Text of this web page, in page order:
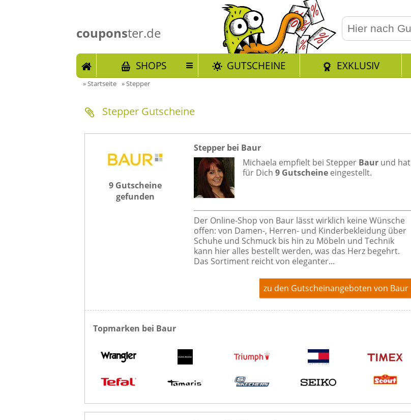
couponster.de
START SHOPS GUTSCHEINE EXKLUSIV
»Startseite »Stepper
Stepper Gutscheine
9 Gutscheine
gefunden
Stepper bei Baur
Michaela empfielt bei Stepper Baurund hat
für Dich 9 Gutscheineeingestellt.
Der Online-Shop von Baur lässt wirklich keine Wünsche
offen: von Damen-, Herren- und Kinderbekleidung über
Schuhe und Schmuck bis hin zu Möbeln und Technik
kann hier alles bestellt werden, was das Herz begehrt.
Das Sortiment reicht von eleganter...
zu den Gutscheinangeboten von Baur
Topmarken bei Baur